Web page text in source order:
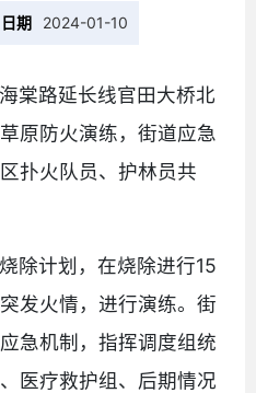
日期 2024-01-10
棠路延长线官田大桥北
原防火演练，街道应急
扑火队员、护林员共
除计划，在烧除进行15
发火情，进行演练。街
急机制，指挥调度组统
医疗救护组、后期情况